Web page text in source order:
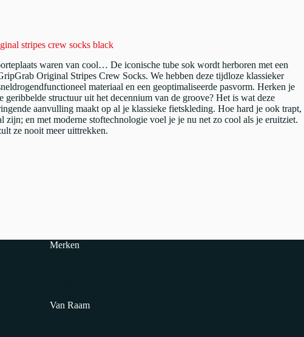
stripes crew socks black
waren van cool… De iconische tube sok wordt herboren met een
Original Stripes Crew Socks. We hebben deze tijdloze klassieker
materiaal en een geoptimaliseerde pasvorm. Herken je
geribbelde structuur uit het decennium van de groove? Het is wat deze
aanvulling maakt op al je klassieke fietskleding. Hoe hard je ook trapt,
zijn; en met moderne stoftechnologie voel je je nu net zo cool als je eruitziet.
ze nooit meer uittrekken.
Merken
Van Raam